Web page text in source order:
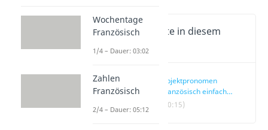
Wichtige Inhalte in diesem
Video
Objektpronomen
Französisch einfach
erklärt
(00:15)
Wochentage
Französisch
1/4 – Dauer: 03:02
Zahlen
Französisch
2/4 – Dauer: 05:12